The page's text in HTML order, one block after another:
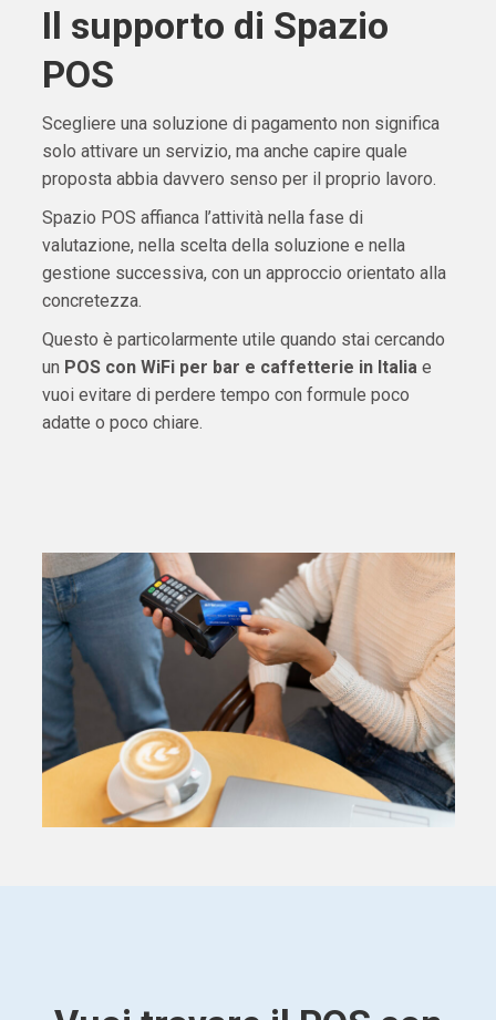
Il supporto di Spazio
POS
Scegliere una soluzione di pagamento non significa
solo attivare un servizio, ma anche capire quale
proposta abbia davvero senso per il proprio lavoro.
Spazio POS affianca l’attività nella fase di
valutazione, nella scelta della soluzione e nella
gestione successiva, con un approccio orientato alla
concretezza.
Questo è particolarmente utile quando stai cercando
un POS con WiFi per bar e caffetterie in Italiae
vuoi evitare di perdere tempo con formule poco
adatte o poco chiare.